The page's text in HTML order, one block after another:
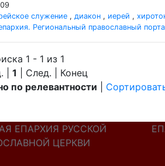
служение , диакон , иерей ,
Региональный православный
1 - 1 из 1
| 1 | След. | Конец
по релевантности
ЕПАРХИЯ РУССКОЙ
ЦЕРКВИ